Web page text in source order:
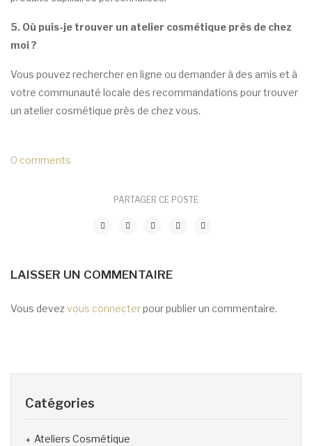
5. Où puis-je trouver un atelier cosmétique près de chez
moi ?
Vous pouvez rechercher en ligne ou demander à des amis et à
votre communauté locale des recommandations pour trouver
un atelier cosmétique près de chez vous.
0 comments
PARTAGER CE POSTE
LAISSER UN COMMENTAIRE
Vous devezvous connecterpour publier un commentaire.
Catégories
Ateliers Cosmétique